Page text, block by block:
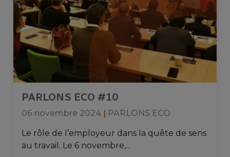
PARLONS ECO #10
06 novembre 2024 | PARLONS ECO
Le rôle de l’employeur dans la quête de sens
au travail. Le 6 novembre,...